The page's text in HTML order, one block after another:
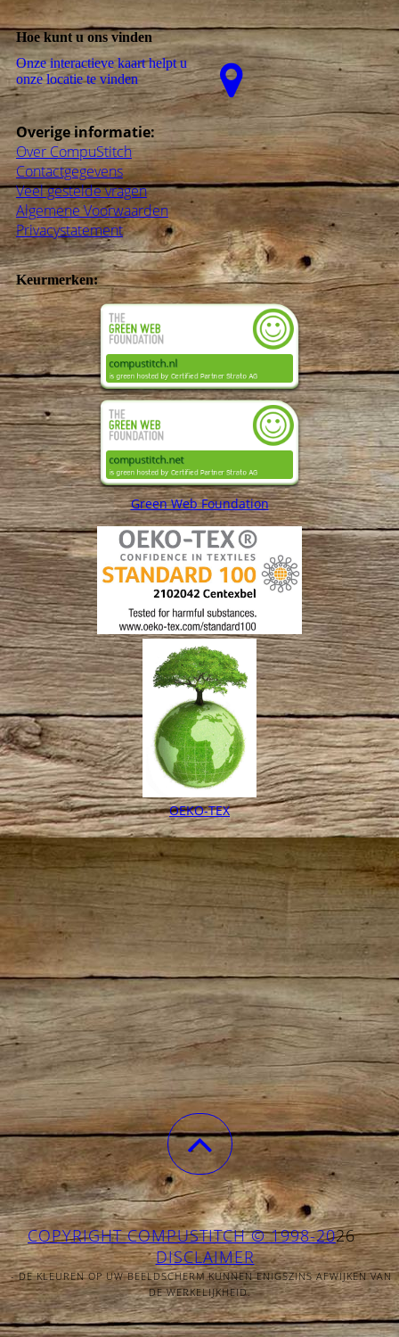
Hoe kunt u ons vinden
Onze interactieve kaart helpt u
onze locatie te vinden
Overige informatie:
Over CompuStitch
Contactgegevens
Veel gestelde vragen
Algemene Voorwaarden
Privacystatement
Keurmerken:
Green Web Foundation
OEKO-TEX
COPYRIGHT COMPUSTITCH © 1998-2026
DISCLAIMER
- DE KLEUREN OP UW BEELDSCHERM KUNNEN ENIGSZINS AFWIJKEN VAN
DE WERKELIJKHEID.